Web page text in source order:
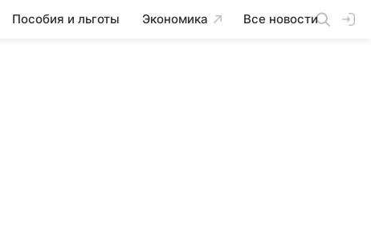
Пособия и льготы Экономика Все новости